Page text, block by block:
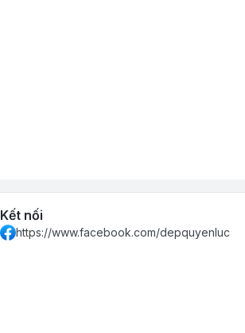
Kết nối
https://www.facebook.com/depquyenluc